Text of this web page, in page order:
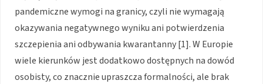
pandemiczne wymogi na granicy, czyli nie wymagają
okazywania negatywnego wyniku ani potwierdzenia
szczepienia ani odbywania kwarantanny [1]. W Europie
wiele kierunków jest dodatkowo dostępnych na dowód
osobisty, co znacznie upraszcza formalności, ale brak